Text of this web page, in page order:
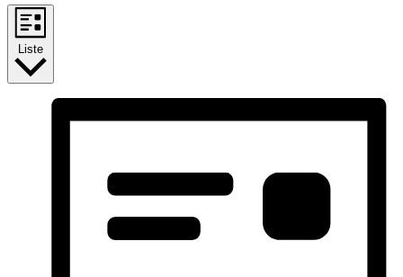
Liste